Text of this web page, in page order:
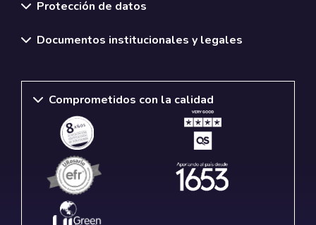
Protección de datos
Documentos institucionales y legales
Comprometidos con la calidad